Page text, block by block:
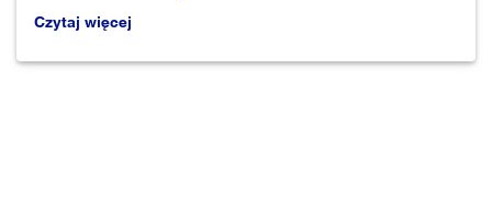
Czytaj więcej